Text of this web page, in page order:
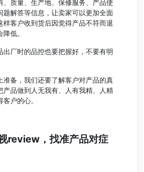
、质量、生产地、保修服务、产品使
题解答‍等信息，让卖家可以更加全面
样客户收到货后因觉得产品不符而退
低。
厂时的品控也要把握好，不要有明
备，我们还要了解客户对产品的真
产品做到人无我有、人有我精、人精
户的心。
，找准产品对症